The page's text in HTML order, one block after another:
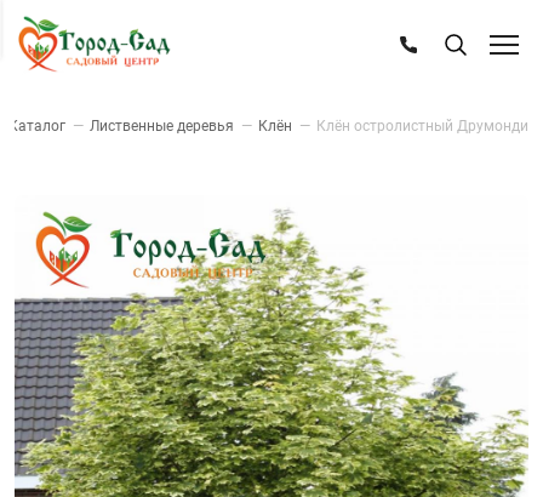
Каталог — Лиственные деревья — Клён — Клён остролистный Друмонди